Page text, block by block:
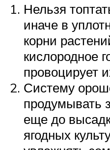
Нельзя
иначе в
корни
кислородное
провоцирует
Систему
продумывать
еще до
ягодных